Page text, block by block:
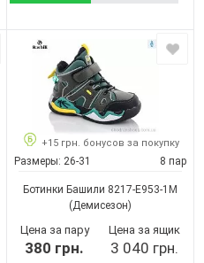
+15 грн. бонусов за покупку
Размеры: 26-31 8 пар
Ботинки Башили 8217-E953-1M
(Демисезон)
Цена за пару
380 грн.
Цена за ящик
3 040 грн.